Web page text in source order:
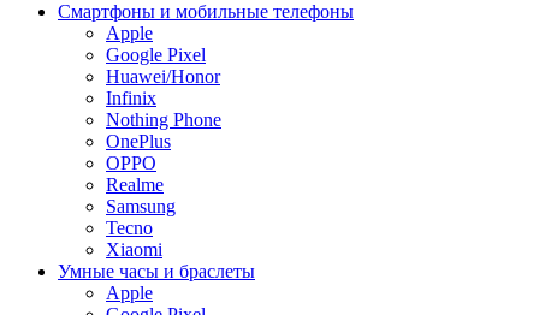
Смартфоны и мобильные телефоны
Apple
Google Pixel
Huawei/Honor
Infinix
Nothing Phone
OnePlus
OPPO
Realme
Samsung
Tecno
Xiaomi
Умные часы и браслеты
Apple